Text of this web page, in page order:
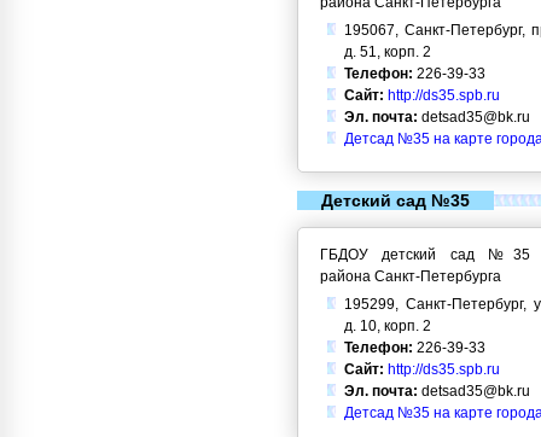
195067, Санкт-
д. 51, корп. 2
Телефон: 226-39-33
Сайт: http://ds35.spb.ru
Эл. почта: detsad35@bk.ru
Детсад №35 на карте
Детский сад №35
ГБДОУ детский сад №35
района Санкт-Петербурга
195299, Санкт-Петербург,
д. 10, корп. 2
Телефон: 226-39-33
Сайт: http://ds35.spb.ru
Эл. почта: detsad35@bk.ru
Детсад №35 на карте